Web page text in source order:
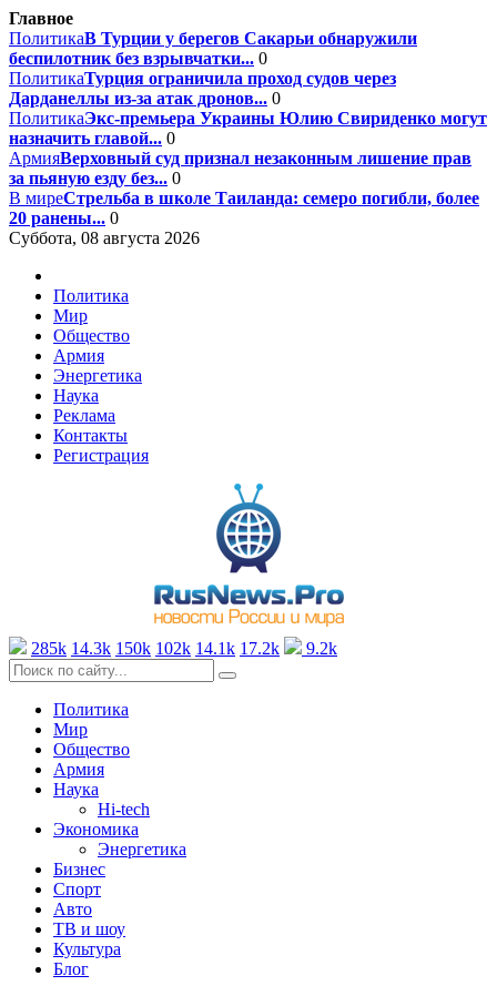
Главное
ПолитикаВ Турции у берегов Сакарьи обнаружили
беспилотник без взрывчатки... 0
ПолитикаТурция ограничила проход судов через
Дарданеллы из-за атак дронов... 0
ПолитикаЭкс-премьера Украины Юлию Свириденко могут
назначить главой... 0
АрмияВерховный суд признал незаконным лишение прав
за пьяную езду без... 0
В миреСтрельба в школе Таиланда: семеро погибли, более
20 ранены... 0
Суббота, 08 августа 2026
Политика
Мир
Общество
Армия
Энергетика
Наука
Реклама
Контакты
Регистрация
285k 14.3k 150k 102k 14.1k 17.2k 9.2k
Политика
Мир
Общество
Армия
Наука
Hi-tech
Экономика
Энергетика
Бизнес
Спорт
Авто
ТВ и шоу
Культура
Блог